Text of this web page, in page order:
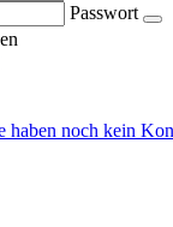
Passwort
haben noch kein